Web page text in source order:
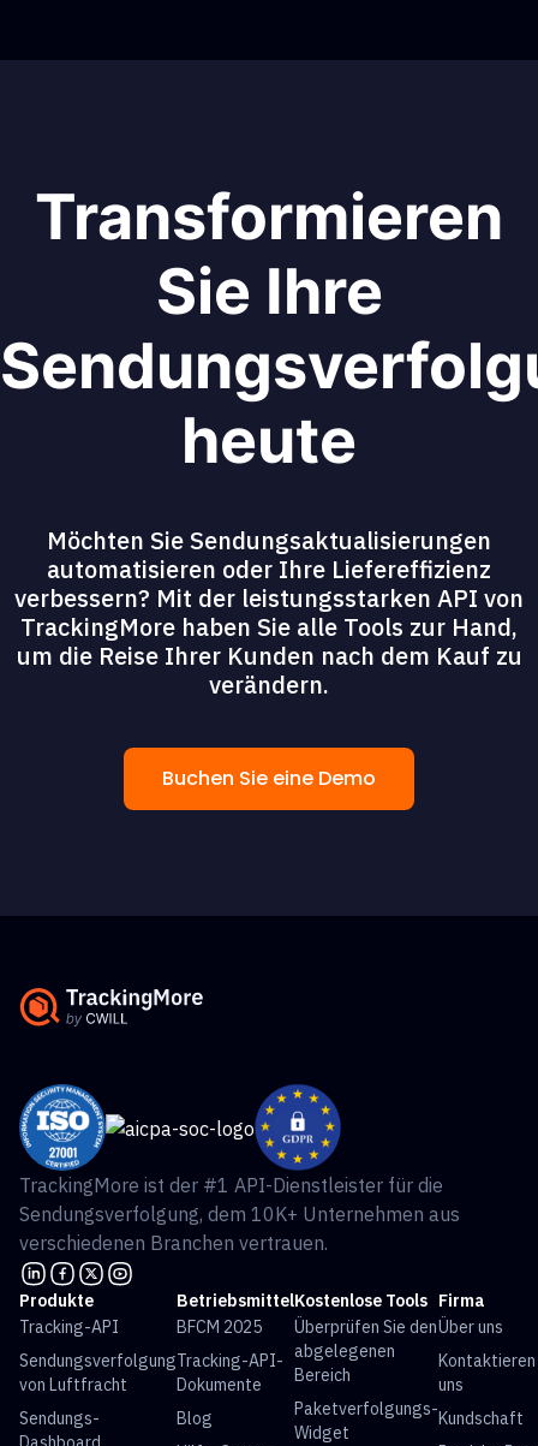
Transformieren
Sie Ihre
heute
Möchten Sie Sendungsaktualisierungen
automatisieren oder Ihre Liefereffizienz
verbessern? Mit der leistungsstarken API von
TrackingMore haben Sie alle Tools zur Hand,
um die Reise Ihrer Kunden nach dem Kauf zu
verändern.
Buchen Sie eine Demo
TrackingMore ist der #1 API-Dienstleister für die
Sendungsverfolgung, dem 10K+ Unternehmen aus
verschiedenen Branchen vertrauen.
Produkte
Tracking-API
Sendungsverfolgung
von Luftfracht
Sendungs-
Betriebsmittel
BFCM 2025
Tracking-API-
Dokumente
Blog
Kostenlose Tools
Überprüfen Sie den
abgelegenen
Bereich
Paketverfolgungs-
Widget
Firma
Über uns
Kontaktieren
uns
Kundschaft